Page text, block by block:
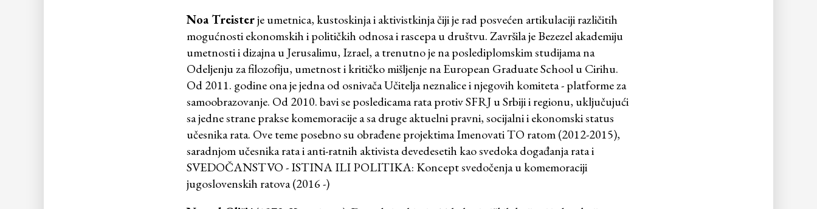
Noa Treisterje umetnica, kustoskinja i aktivistkinja čiji je rad posvećen artikulaciji različitih
mogućnosti ekonomskih i političkih odnosa i rascepa u društvu. Završila je Bezezel akademiju
umetnosti i dizajna u Jerusalimu, Izrael, a trenutno je na poslediplomskim studijama na
Odeljenju za filozofiju, umetnost i kritičko mišljenje na European Graduate School u Cirihu.
Od 2011. godine ona je jedna od osnivača Učitelja neznalice i njegovih komiteta - platforme za
samoobrazovanje. Od 2010. bavi se posledicama rata protiv SFRJ u Srbiji i regionu, uključujući
sa jedne strane prakse komemoracije a sa druge aktuelni pravni, socijalni i ekonomski status
učesnika rata. Ove teme posebno su obrađene projektima Imenovati TO ratom (2012-2015),
saradnjom učesnika rata i anti-ratnih aktivista devedesetih kao svedoka događanja rata i
SVEDOČANSTVO - ISTINA ILI POLITIKA: Koncept svedočenja u komemoraciji
jugoslovenskih ratova (2016 -)